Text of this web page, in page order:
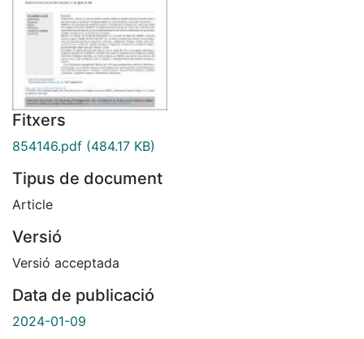
Fitxers
854146.pdf (484.17 KB)
Tipus de document
Article
Versió
Versió acceptada
Data de publicació
2024-01-09